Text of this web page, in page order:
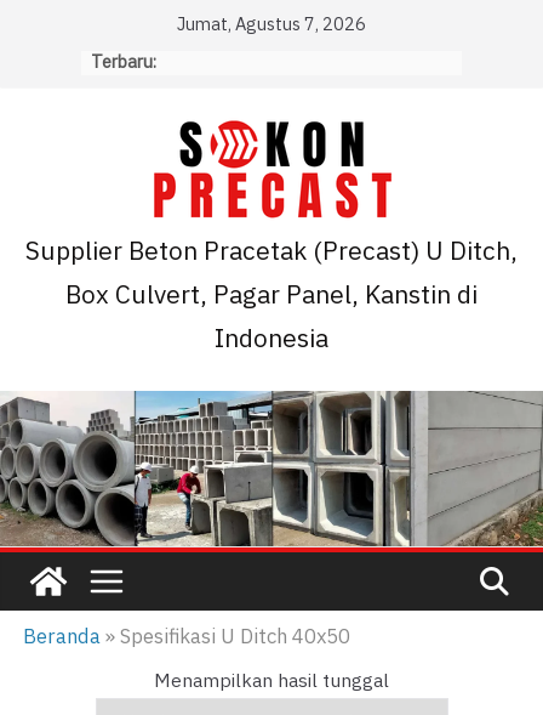
Jumat, Agustus 7, 2026
Terbaru:
Supplier Beton Pracetak (Precast) U Ditch,
Box Culvert, Pagar Panel, Kanstin di
Indonesia
Beranda»Spesifikasi U Ditch 40x50
Menampilkan hasil tunggal